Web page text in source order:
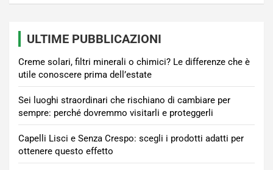
ULTIME PUBBLICAZIONI
Creme solari, filtri minerali o chimici? Le differenze che è
utile conoscere prima dell’estate
Sei luoghi straordinari che rischiano di cambiare per
sempre: perché dovremmo visitarli e proteggerli
Capelli Lisci e Senza Crespo: scegli i prodotti adatti per
ottenere questo effetto